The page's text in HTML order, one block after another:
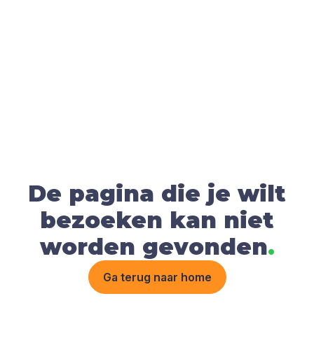
De pagina die je wilt
bezoeken kan niet
worden gevonden.
Ga terug naar home